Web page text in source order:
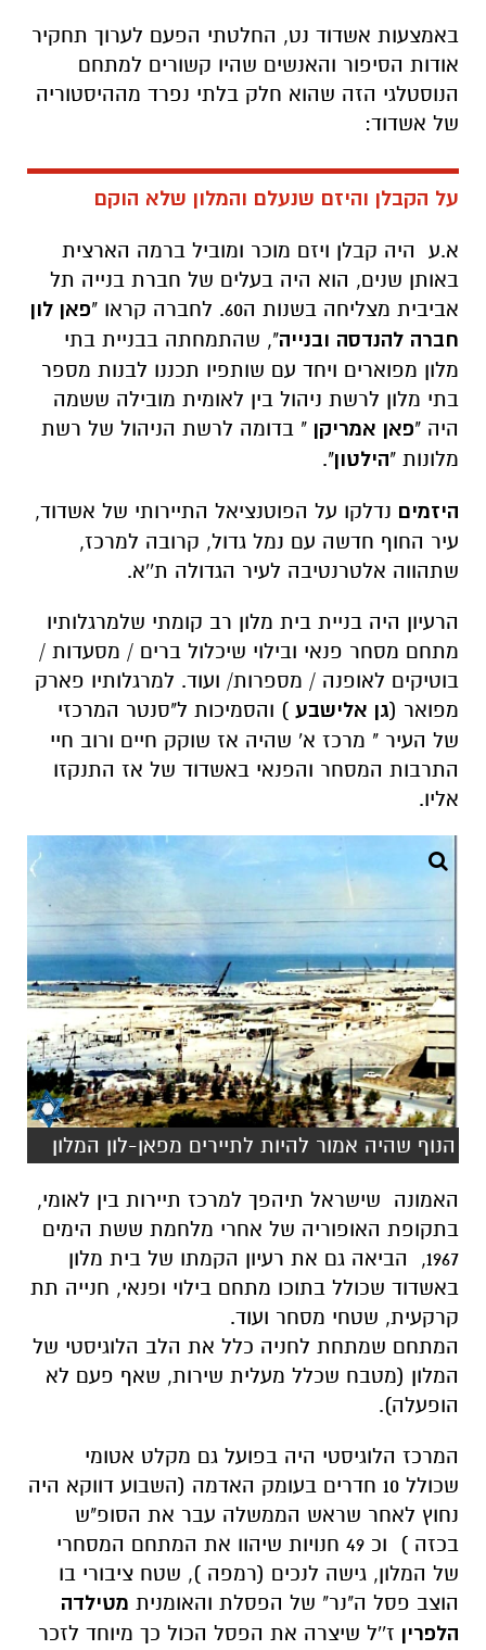
באמצעות אשדוד נט, החלטתי הפעם לערוך תחקיר
אודות הסיפור והאנשים שהיו קשורים למתחם
הנוסטלגי הזה שהוא חלק בלתי נפרד מההיסטוריה
של אשדוד:
על הקבלן והיזם שנעלם והמלון שלא הוקם
א.ע היה קבלן ויזם מוכר ומוביל ברמה הארצית
באותן שנים, הוא היה בעלים של חברת בנייה תל
אביבית מצליחה בשנות ה60. לחברה קראו "
פאן לון
חברה להנדסה ובנייה", שהתמחתה בבניית בתי
מלון מפוארים ויחד עם שותפיו תכננו לבנות מספר
בתי מלון לרשת ניהול בין לאומית מובילה ששמה
היה "פאן אמריקן " בדומה לרשת הניהול של רשת
מלונות "הילטון".
היזמים נדלקו על הפוטנציאל התיירותי של אשדוד,
עיר החוף חדשה עם נמל גדול, קרובה למרכז,
שתהווה אלטרנטיבה לעיר הגדולה ת''א.
הרעיון היה בניית בית מלון רב קומתי שלמרגלותיו
מתחם מסחר פנאי ובילוי שיכלול ברים / מסעדות /
בוטיקים לאופנה / מספרות/ ועוד. למרגלותיו פארק
מפואר (גן אלישבע ) והסמיכות ל"סנטר המרכזי
של העיר " מרכז א' שהיה אז שוקק חיים ורוב חיי
התרבות המסחר והפנאי באשדוד של אז התנקזו
אליו.
הנוף שהיה אמור להיות לתיירים מפאן-לון המלון
האמונה שישראל תיהפך למרכז תיירות בין לאומי,
בתקופת האופוריה של אחרי מלחמת ששת הימים
1967, הביאה גם את רעיון הקמתו של בית מלון
באשדוד שכולל בתוכו מתחם בילוי ופנאי, חנייה תת
קרקעית, שטחי מסחר ועוד.
המתחם שמתחת לחניה כלל את הלב הלוגיסטי של
המלון (מטבח שכלל מעלית שירות, שאף פעם לא
הופעלה).
המרכז הלוגיסטי היה בפועל גם מקלט אטומי
שכולל 10 חדרים בעומק האדמה (השבוע דווקא היה
נחוץ לאחר שראש הממשלה עבר את הסופ"ש
בכזה ) וכ 49 חנויות שיהוו את המתחם המסחרי
של המלון, גישה לנכים (רמפה ), שטח ציבורי בו
הוצב פסל ה"נר" של הפסלת והאומנית מטילדה
הלפרין ז''ל שיצרה את הפסל הכול כך מיוחד לזכר